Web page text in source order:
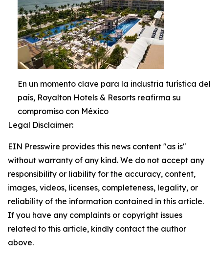
En un momento clave para la industria turística del
país, Royalton Hotels & Resorts reafirma su
compromiso con México
Legal Disclaimer:
EIN Presswire provides this news content "as is"
without warranty of any kind. We do not accept any
responsibility or liability for the accuracy, content,
images, videos, licenses, completeness, legality, or
reliability of the information contained in this article.
If you have any complaints or copyright issues
related to this article, kindly contact the author
above.